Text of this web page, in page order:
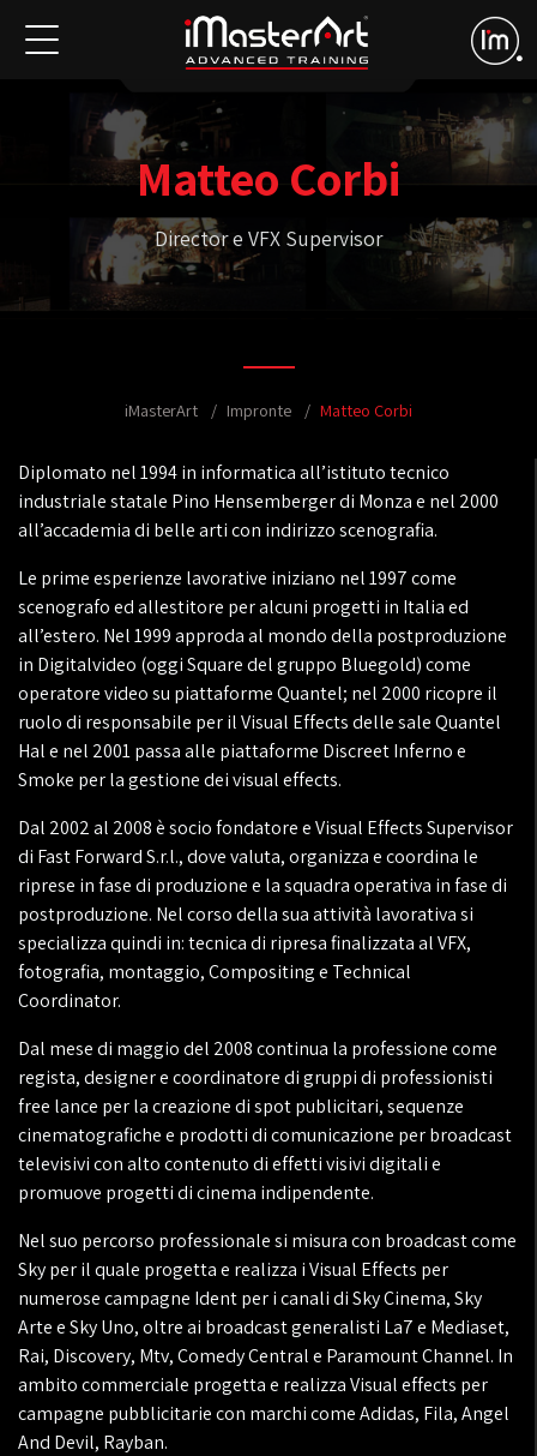
Matteo Corbi
Director e VFX Supervisor
iMasterArt Impronte Matteo Corbi
Diplomato nel 1994 in informatica all’istituto tecnico
industriale statale Pino Hensemberger di Monza e nel 2000
all’accademia di belle arti con indirizzo scenografia.
Le prime esperienze lavorative iniziano nel 1997 come
scenografo ed allestitore per alcuni progetti in Italia ed
all’estero. Nel 1999 approda al mondo della postproduzione
in Digitalvideo (oggi Square del gruppo Bluegold) come
operatore video su piattaforme Quantel; nel 2000 ricopre il
ruolo di responsabile per il Visual Effects delle sale Quantel
Hal e nel 2001 passa alle piattaforme Discreet Inferno e
Smoke per la gestione dei visual effects.
Dal 2002 al 2008 è socio fondatore e Visual Effects Supervisor
di Fast Forward S.r.l., dove valuta, organizza e coordina le
riprese in fase di produzione e la squadra operativa in fase di
postproduzione. Nel corso della sua attività lavorativa si
specializza quindi in: tecnica di ripresa finalizzata al VFX,
fotografia, montaggio, Compositing e Technical
Coordinator.
Dal mese di maggio del 2008 continua la professione come
regista, designer e coordinatore di gruppi di professionisti
free lance per la creazione di spot publicitari, sequenze
cinematografiche e prodotti di comunicazione per broadcast
televisivi con alto contenuto di effetti visivi digitali e
promuove progetti di cinema indipendente.
Nel suo percorso professionale si misura con broadcast come
Sky per il quale progetta e realizza i Visual Effects per
numerose campagne Ident per i canali di Sky Cinema, Sky
Arte e Sky Uno, oltre ai broadcast generalisti La7 e Mediaset,
Rai, Discovery, Mtv, Comedy Central e Paramount Channel. In
ambito commerciale progetta e realizza Visual effects per
campagne pubblicitarie con marchi come Adidas, Fila, Angel
And Devil, Rayban.